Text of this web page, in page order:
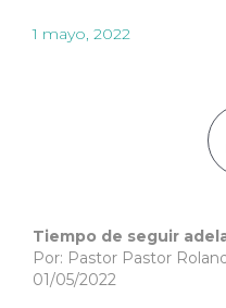
1 mayo, 2022
Tiempo de seguir
Por: Pastor Pastor
01/05/2022